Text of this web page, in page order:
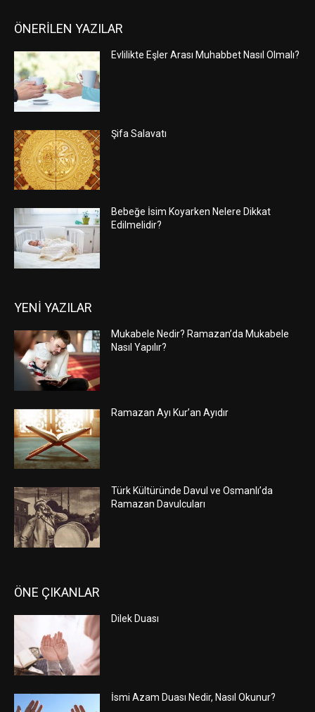
ÖNERİLEN YAZILAR
Evlilikte Eşler Arası Muhabbet Nasıl Olmalı?
Şifa Salavatı
Bebeğe İsim Koyarken Nelere Dikkat
Edilmelidir?
YENİ YAZILAR
Mukabele Nedir? Ramazan’da Mukabele
Nasıl Yapılır?
Ramazan Ayı Kur’an Ayıdır
Türk Kültüründe Davul ve Osmanlı’da
Ramazan Davulcuları
ÖNE ÇIKANLAR
Dilek Duası
İsmi Azam Duası Nedir, Nasıl Okunur?